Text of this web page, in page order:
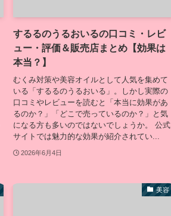
するるのうるおいるの口コミ・レビ
ュー・評価＆販売店まとめ【効果は
本当？】
むくみ対策や美容オイルとして人気を集めて
いる「するるのうるおいる」。しかし実際の
口コミやレビューを読むと「本当に効果があ
るのか？」「どこで売っているのか？」と気
になる方も多いのではないでしょうか。 公式
サイトでは魅力的な効果が紹介されてい...
2026年6月4日
美容